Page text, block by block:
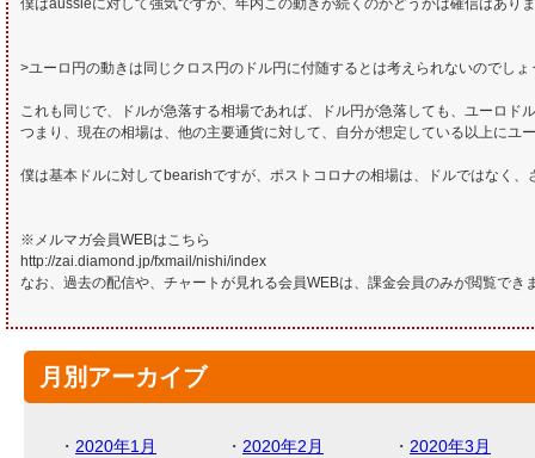
僕はaussieに対して強気ですが、年内この動きが続くのかどうかは確信はあり
>ユーロ円の動きは同じクロス円のドル円に付随するとは考えられないのでしょ
これも同じで、ドルが急落する相場であれば、ドル円が急落しても、ユーロド
つまり、現在の相場は、他の主要通貨に対して、自分が想定している以上に
僕は基本ドルに対してbearishですが、ポストコロナの相場は、ドルではなく
※メルマガ会員WEBはこちら
http://zai.diamond.jp/fxmail/nishi/index
なお、過去の配信や、チャートが見れる会員WEBは、課金会員のみが閲覧でき
月別アーカイブ
・ 2020年1月 ・ 2020年2月 ・ 2020年3月